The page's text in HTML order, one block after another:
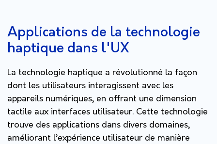
Applications de la technologie
haptique dans l'UX
La technologie haptique a révolutionné la façon
dont les utilisateurs interagissent avec les
appareils numériques, en offrant une dimension
tactile aux interfaces utilisateur. Cette technologie
trouve des applications dans divers domaines,
améliorant l’expérience utilisateur de manière